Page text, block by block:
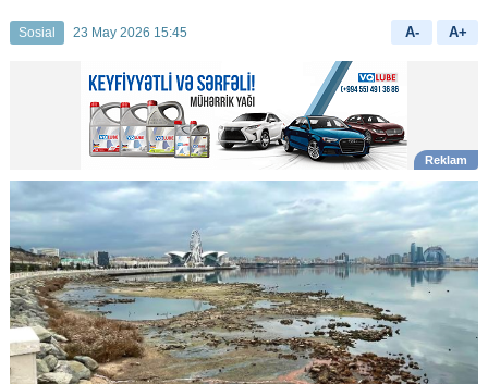
Sosial 23 May 2026 15:45 A- A+